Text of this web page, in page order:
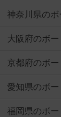
神奈川県の
大阪府のボ
京都府のボ
愛知県のボ
福岡県のボ